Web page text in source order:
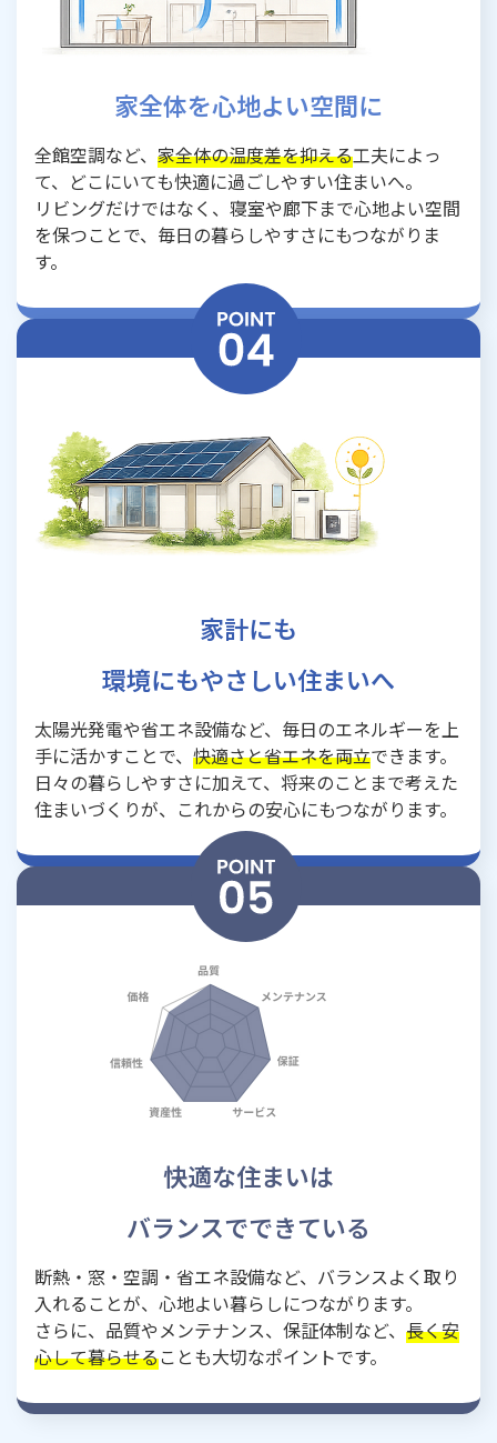
家全体を心地よい空間に
全館空調など、 家全体の温度差を抑える工夫によっ
て、どこにいても快適に過ごしやすい住まいへ。
リビングだけではなく、寝室や廊下まで心地よい空間
を保つことで、毎日の暮らしやすさにもつながりま
す。
家計にも
環境にもやさしい住まいへ
太陽光発電や省エネ設備など、毎日のエネルギーを上
手に活かすことで、 快適さと省エネを両立できます。
日々の暮らしやすさに加えて、将来のことまで考えた
住まいづくりが、これからの安心にもつながります。
快適な住まいは
バランスでできている
断熱・窓・空調・省エネ設備など、バランスよく取り
入れることが、心地よい暮らしにつながります。
さらに、品質やメンテナンス、保証体制など、 長く安
心して暮らせることも大切なポイントです。